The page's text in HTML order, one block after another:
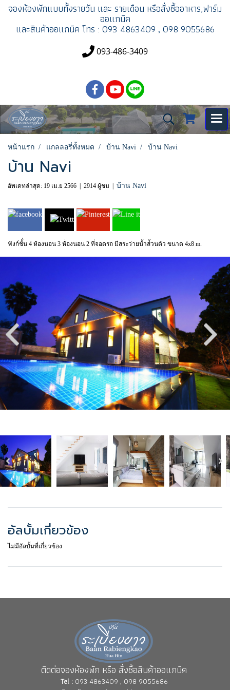
จองห้องพักแบบทั้งรายวัน และ รายเดือน หรือสั่งซื้ออาหาร,ฟาร์ม
ออแกนิค
และสินค้าออแกนิค โทร : 093 4863409 , 098 9055686
093-486-3409
หน้าแรก แกลลอรี่ทั้งหมด บ้าน Navi บ้าน Navi
บ้าน Navi
อัพเดทล่าสุด: 19 เม.ย 2566 2914 ผู้ชม บ้าน Navi
ฟังก์ชั้่น 4 ห้องนอน 3 ห้่องนอน 2 ที่จอดรถ มีสระว่ายน้ำส่้วนตัว ขนาด 4x8 m.
อัลบั้มเกี่ยวข้อง
ไม่มีอัลบั้มที่เกี่ยวข้อง
ติดต่อจองห้องพัก หรือ สั่งซื้อสินค้าออแกนิค
Tel :093 4863409 , 098 9055686